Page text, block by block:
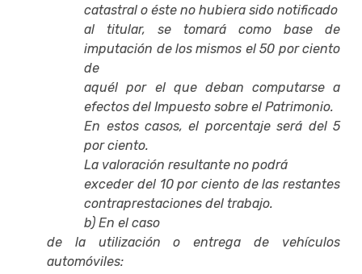
catastral o éste no hubiera sido notificado
al titular, se tomará como base de
imputación de los mismos el 50 por ciento
de
aquél por el que deban computarse a
efectos del Impuesto sobre el Patrimonio.
En estos casos, el porcentaje será del 5
por ciento.
La valoración resultante no podrá
exceder del 10 por ciento de las restantes
contraprestaciones del trabajo.
b) En el caso
de la utilización o entrega de vehículos
automóviles: